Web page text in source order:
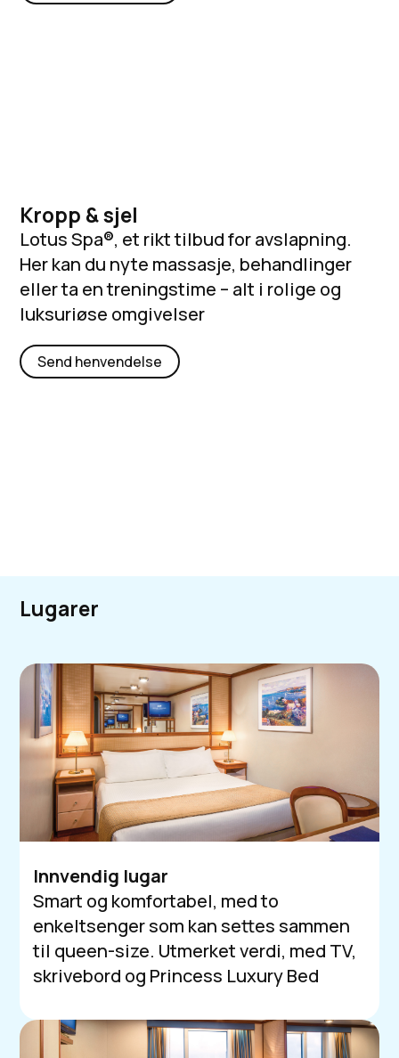
Kropp & sjel
Lotus Spa®, et rikt tilbud for avslapning.
Her kan du nyte massasje, behandlinger
eller ta en treningstime – alt i rolige og
luksuriøse omgivelser
Send henvendelse
Lugarer
Innvendig lugar
Smart og komfortabel, med to
enkeltsenger som kan settes sammen
til queen-size. Utmerket verdi, med TV,
skrivebord og Princess Luxury Bed